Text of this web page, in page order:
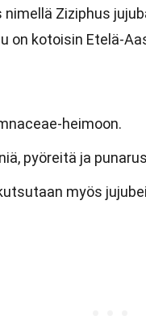
Ziziphus
on kotoisin Etelä-
heimoon.
pyöreitä ja
myös